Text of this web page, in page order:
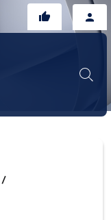
/